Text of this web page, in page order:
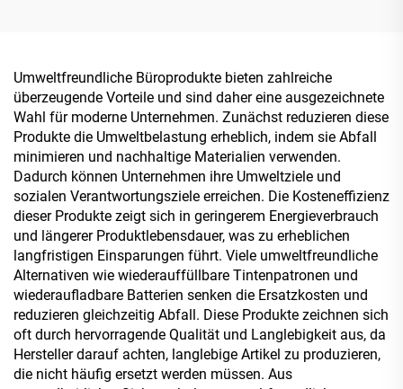
Umweltfreundliche Büroprodukte bieten zahlreiche
überzeugende Vorteile und sind daher eine ausgezeichnete
Wahl für moderne Unternehmen. Zunächst reduzieren diese
Produkte die Umweltbelastung erheblich, indem sie Abfall
minimieren und nachhaltige Materialien verwenden.
Dadurch können Unternehmen ihre Umweltziele und
sozialen Verantwortungsziele erreichen. Die Kosteneffizienz
dieser Produkte zeigt sich in geringerem Energieverbrauch
und längerer Produktlebensdauer, was zu erheblichen
langfristigen Einsparungen führt. Viele umweltfreundliche
Alternativen wie wiederauffüllbare Tintenpatronen und
wiederaufladbare Batterien senken die Ersatzkosten und
reduzieren gleichzeitig Abfall. Diese Produkte zeichnen sich
oft durch hervorragende Qualität und Langlebigkeit aus, da
Hersteller darauf achten, langlebige Artikel zu produzieren,
die nicht häufig ersetzt werden müssen. Aus